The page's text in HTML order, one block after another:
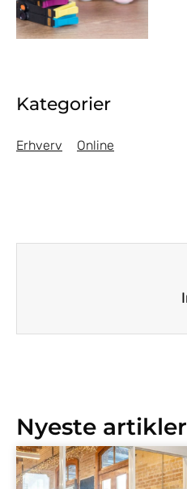
Kategorier
Erhverv Online
Nyeste artikler